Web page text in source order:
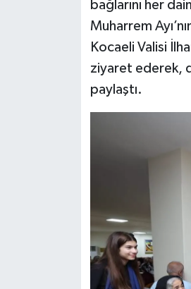
bağlarını her
Muharrem
Kocaeli Valisi
ziyaret ederek,
paylaştı.